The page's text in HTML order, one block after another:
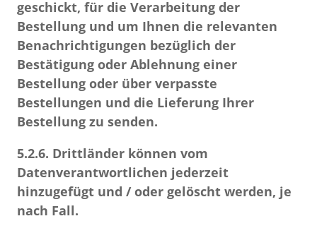
geschickt, für die Verarbeitung der
Bestellung und um Ihnen die relevanten
Benachrichtigungen bezüglich der
Bestätigung oder Ablehnung einer
Bestellung oder über verpasste
Bestellungen und die Lieferung Ihrer
Bestellung zu senden.
5.2.6. Drittländer können vom
Datenverantwortlichen jederzeit
hinzugefügt und / oder gelöscht werden, je
nach Fall.